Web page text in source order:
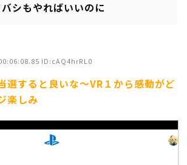
シもやればいいのに
ID:cAQ4hrRL0
選すると良いな～VR１から感動がど
楽しみ